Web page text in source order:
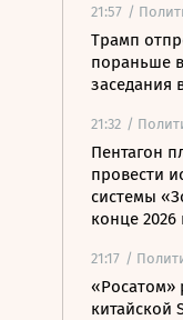
21:57 /
Трамп
пораньше
заседания
21:32 /
Пентагон
провести
системы
конце 2026
21:17 /
«Росатом»
китайской